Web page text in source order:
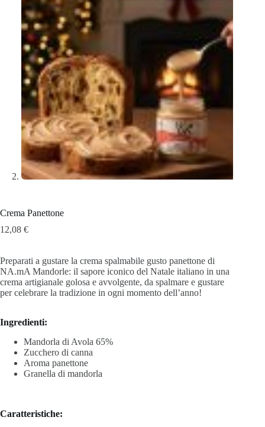
Crema Panettone
12,08 €
Preparati a gustare la crema spalmabile gusto panettone di
NA.mA Mandorle: il sapore iconico del Natale italiano in una
crema artigianale golosa e avvolgente, da spalmare e gustare
per celebrare la tradizione in ogni momento dell’anno!
Ingredienti:
Mandorla di Avola 65%
Zucchero di canna
Aroma panettone
Granella di mandorla
Caratteristiche: